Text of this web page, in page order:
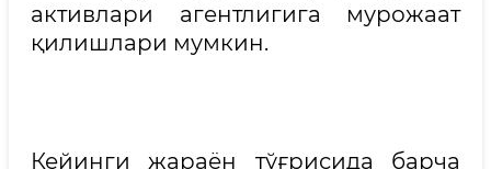
активлари агентлигига мурожаат
қилишлари мумкин.
Кейинги жараён тўғрисида барча